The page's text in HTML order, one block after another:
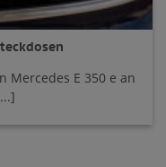
Mercedes E 350 e an